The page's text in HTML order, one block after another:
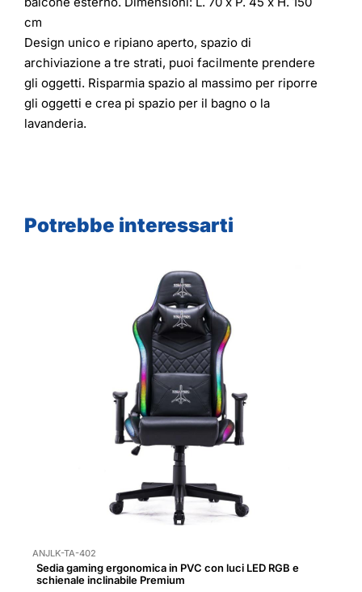
cm
Design unico e ripiano aperto, spazio di
archiviazione a tre strati, puoi facilmente prendere
gli oggetti. Risparmia spazio al massimo per riporre
gli oggetti e crea pi spazio per il bagno o la
lavanderia.
Potrebbe interessarti
ANJLK-TA-402
Sedia gaming ergonomica in PVC con luci LED RGB e
schienale inclinabile Premium